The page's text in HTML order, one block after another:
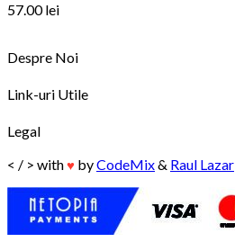
57.00lei
Despre Noi
Link-uri Utile
Legal
< / > with♥ byCodeMix& Raul Lazar